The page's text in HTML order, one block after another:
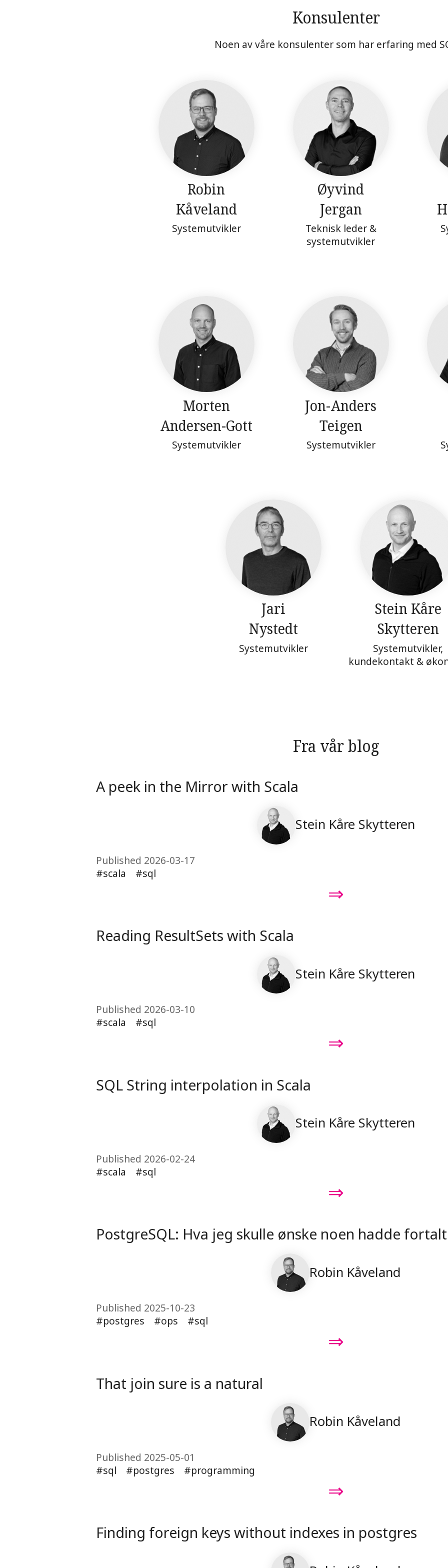
Konsulenter
Noen av våre konsulenter som har erfaring med
Robin
Kåveland
Systemutvikler
Øyvind
Jergan
Teknisk leder &
systemutvikler
Morten
Andersen-Gott
Systemutvikler
Jon-Anders
Teigen
Systemutvikler
Jari
Nystedt
Systemutvikler
Stein Kåre
Skytteren
Systemutvikler,
kundekontakt &
Fra vår blog
A peek in the Mirror with Scala
Stein Kåre Skytteren
Published 2026-03-17
scala
sql
⇒
Reading ResultSets with Scala
Stein Kåre Skytteren
Published 2026-03-10
scala
sql
⇒
SQL String interpolation in Scala
Stein Kåre Skytteren
Published 2026-02-24
scala
sql
⇒
PostgreSQL: Hva jeg skulle ønske noen hadde
Robin Kåveland
Published 2025-10-23
postgres
ops sql
⇒
That join sure is a natural
Robin Kåveland
Published 2025-05-01
sql
postgres programming
⇒
Finding foreign keys without indexes in postgres